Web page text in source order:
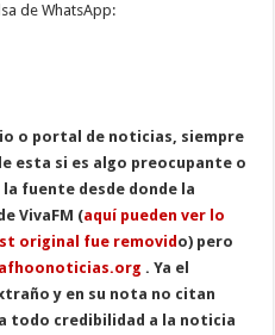
de WhatsApp:
o portal de noticias, siempre
esta si es algo preocupante o
la fuente desde donde la
VivaFM (aquí pueden ver lo
original fue removid o) pero
. Ya el
y en su nota no citan
todo credibilidad a la noticia